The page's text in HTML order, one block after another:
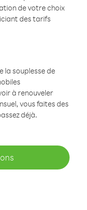
de votre choix
des tarifs
la souplesse de
à renouveler
vous faites des
déjà.